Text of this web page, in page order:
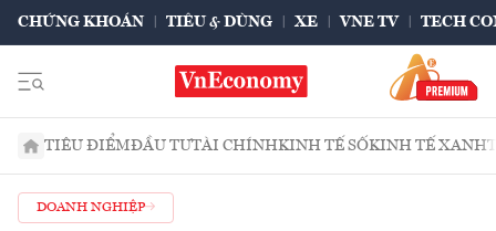
CHỨNG KHOÁN TIÊU & DÙNG XE VNE TV TECH
TIÊU ĐIỂMĐẦU TƯTÀI CHÍNHKINH TẾ SỐKINH TẾ XANH
DOANH NGHIỆP